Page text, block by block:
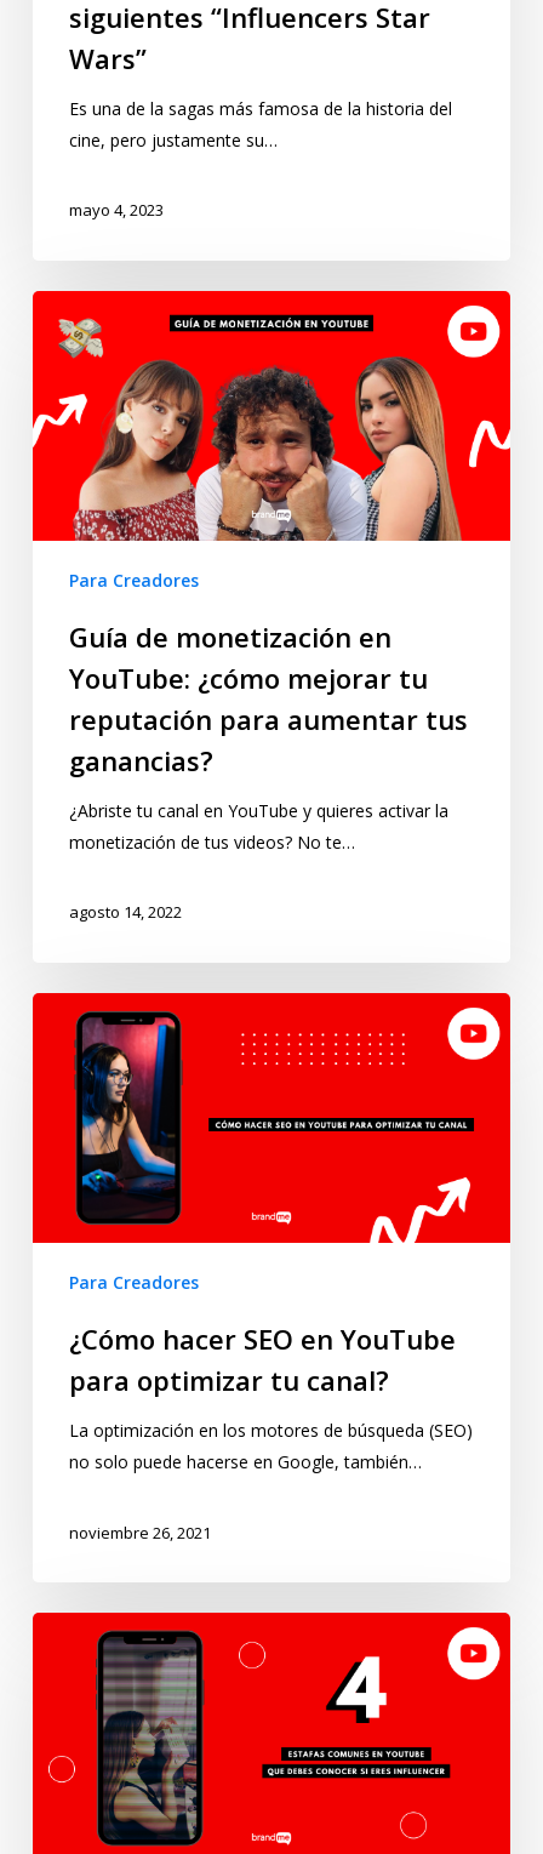
siguientes “Influencers Star
Wars”
Es una de la sagas más famosa de la historia del
cine, pero justamente su…
mayo 4, 2023
Para Creadores
Guía de monetización en
YouTube: ¿cómo mejorar tu
reputación para aumentar tus
ganancias?
¿Abriste tu canal en YouTube y quieres activar la
monetización de tus videos? No te…
agosto 14, 2022
Para Creadores
¿Cómo hacer SEO en YouTube
para optimizar tu canal?
La optimización en los motores de búsqueda (SEO)
no solo puede hacerse en Google, también…
noviembre 26, 2021